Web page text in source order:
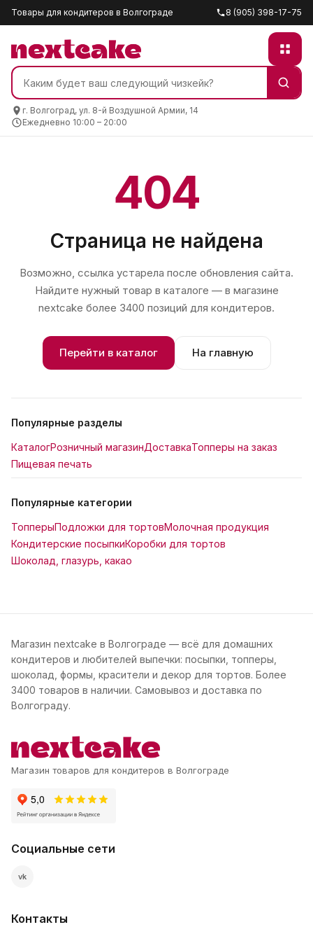
Товары для кондитеров в Волгограде 8 (905) 398-17-75
г. Волгоград, ул. 8-й Воздушной Армии, 14
Ежедневно 10:00 – 20:00
404
Страница не найдена
Возможно, ссылка устарела после обновления сайта.
Найдите нужный товар в каталоге — в магазине
nextcake более 3400 позиций для кондитеров.
Перейти в каталог На главную
Популярные разделы
КаталогРозничный магазинДоставкаТопперы на заказ
Пищевая печать
Популярные категории
ТопперыПодложки для тортовМолочная продукция
Кондитерские посыпкиКоробки для тортов
Шоколад, глазурь, какао
Магазин nextcake в Волгограде — всё для домашних
кондитеров и любителей выпечки: посыпки, топперы,
шоколад, формы, красители и декор для тортов. Более
3400 товаров в наличии. Самовывоз и доставка по
Волгограду.
Магазин товаров для кондитеров в Волгограде
Социальные сети
vk
Контакты